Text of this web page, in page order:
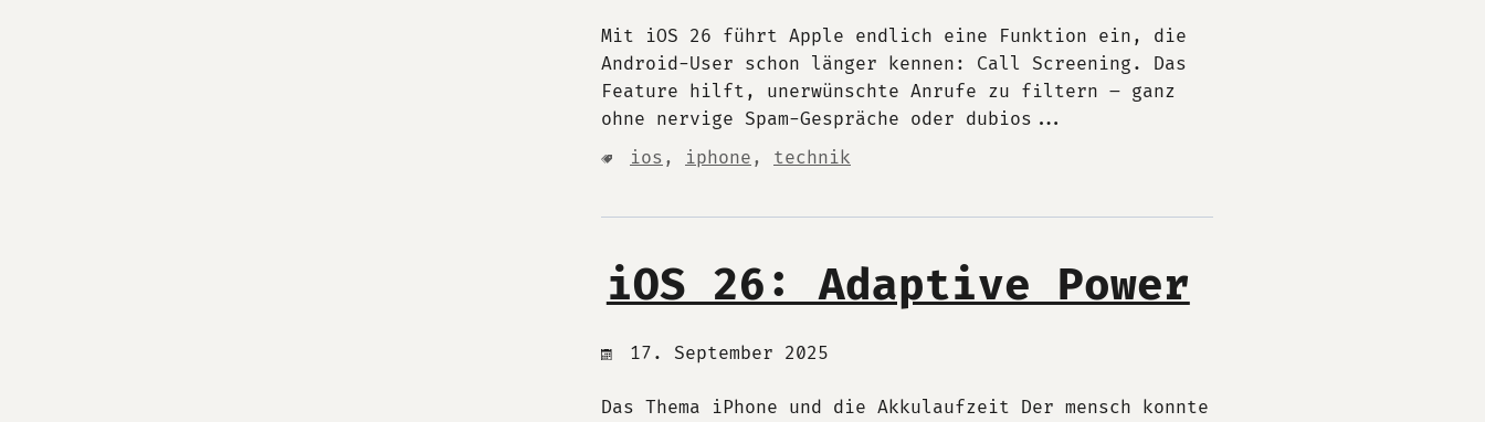
Mit iOS 26 führt Apple endlich eine Funktion ein, die
Android-User schon länger kennen: Call Screening. Das
Feature hilft, unerwünschte Anrufe zu filtern – ganz
ohne nervige Spam-Gespräche oder dubios...
ios , iphone , technik
iOS 26: Adaptive Power
17. September 2025
Das Thema iPhone und die Akkulaufzeit Der mensch konnte